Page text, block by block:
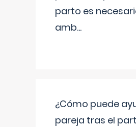
parto es
amb...
¿Cómo puede
pareja tras el